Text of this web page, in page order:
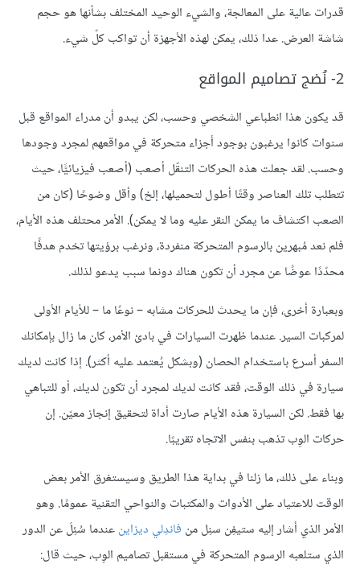
قدرات عالية على المعالجة، والشيء الوحيد المختلف بشأنها هو حجم
شاشة العرض. عدا ذلك، يمكن لهذه الأجهزة أن تواكب كلّ شيء.
2- نُضج تصاميم المواقع
قد يكون هذا انطباعي الشخصي وحسب، لكن يبدو أن مدراء المواقع قبل
سنوات كانوا يرغبون بوجود أجزاء متحركة في مواقعهم لمجرد وجودها
وحسب. لقد جعلت هذه الحركات التنقّل أصعب (أصعب فيزيائيًّا، حيث
تتطلب تلك العناصر وقتًا أطول لتحميلها، إلخ) وأقل وضوحًا (كان من
الصعب اكتشاف ما يمكن النقر عليه وما لا يمكن). الأمر محتلف هذه الأيام،
فلم نعد مُبهرين بالرسوم المتحركة منفردة، ونرغب برؤيتها تخدم هدفًا
محدّدًا عوضًا عن مجرد أن تكون هناك دونما سبب يدعو لذلك.
وبعبارة أخرى، فإن ما يحدث للحركات مشابه – نوعًا ما – للأيام الأولى
لمركبات السير. عندما ظهرت السيارات في بادئ الأمر، كان ما زال بإمكانك
السفر أسرع باستخدام الحصان (وبشكل يُعتمد عليه أكثر). إذا كانت لديك
سيارة في ذلك الوقت، فقد كانت لديك لمجرد أن تكون لديك، أو للتباهي
بها فقط. لكن السيارة هذه الأيام صارت أداة لتحقيق إنجاز معيّن. إن
حركات الوِب تذهب بنفس الاتجاه تقريبًا.
وبناء على ذلك، ما زلنا في بداية هذا الطريق وسيستغرق الأمر بعض
الوقت للاعتياد على الأدوات والمكتبات والنواحي التقنية عمومًا. وهو
الأمر الذي أشار إليه ستيفِن سنِل من فاندِلي ديزاينعندما سُئِلَ عن الدور
الذي ستلعبه الرسوم المتحركة في مستقبل تصاميم الوِب، حيث قال: